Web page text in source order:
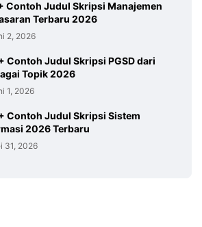
Contoh Judul Skripsi Manajemen
Terbaru 2026
2, 2026
Contoh Judul Skripsi PGSD dari
Topik 2026
1, 2026
Contoh Judul Skripsi Sistem
2026 Terbaru
31, 2026